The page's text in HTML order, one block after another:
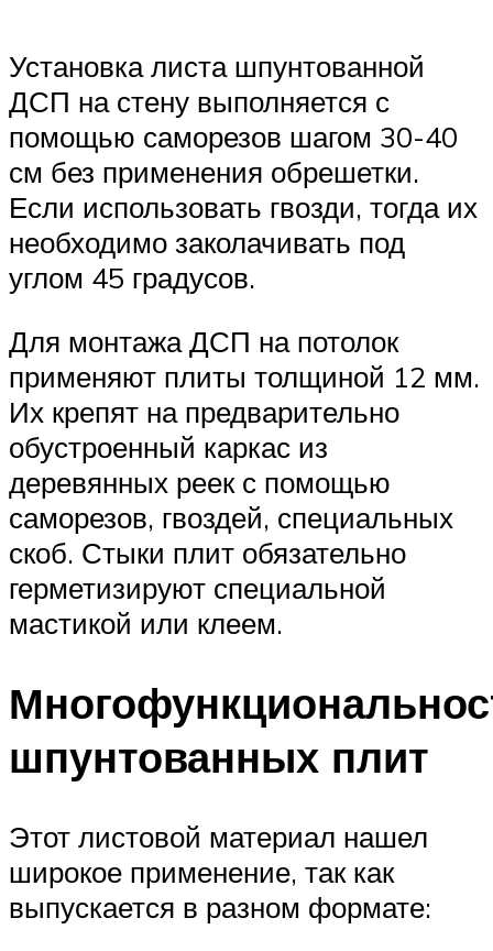
Установка листа шпунтованной
ДСП на стену выполняется с
помощью саморезов шагом 30-40
см без применения обрешетки.
Если использовать гвозди, тогда их
необходимо заколачивать под
углом 45 градусов.
Для монтажа ДСП на потолок
применяют плиты толщиной 12 мм.
Их крепят на предварительно
обустроенный каркас из
деревянных реек с помощью
саморезов, гвоздей, специальных
скоб. Стыки плит обязательно
герметизируют специальной
мастикой или клеем.
шпунтованных плит
Этот листовой материал нашел
широкое применение, так как
выпускается в разном формате: